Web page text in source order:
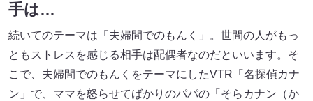
手は…
続いてのテーマは「夫婦間でのもんく」。世間の人がもっ
ともストレスを感じる相手は配偶者なのだといいます。そ
こで、夫婦間でのもんくをテーマにしたVTR「名探偵カナ
ン」で、ママを怒らせてばかりのパパの「そらカナン（か